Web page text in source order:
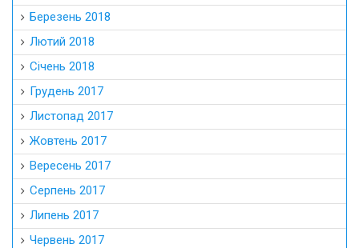
Березень 2018
Лютий 2018
Січень 2018
Грудень 2017
Листопад 2017
Жовтень 2017
Вересень 2017
Серпень 2017
Липень 2017
Червень 2017